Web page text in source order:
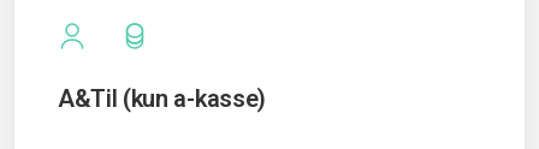
A&Til (kun a-kasse)